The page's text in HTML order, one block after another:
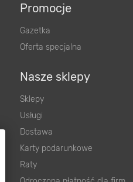
Promocje
Gazetka
Oferta specjalna
Nasze sklepy
Sklepy
Usługi
Dostawa
Karty podarunkowe
Raty